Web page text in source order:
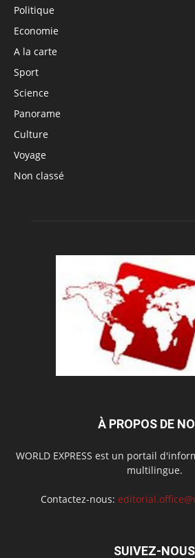
Politique
Economie
A la carte
Sport
Science
Panorame
Culture
Voyage
Non classé
À PROPOS DE
WORLD EXPRESS est un portail
multilingue.
Contactez-nous:
SUIVEZ-NOUS